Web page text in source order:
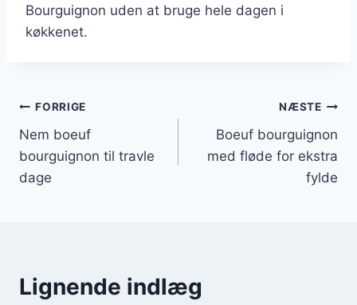
Bourguignon uden at bruge hele dagen i
køkkenet.
Indlægsnavigation
FORRIGE
Nem boeuf
bourguignon til travle
dage
NÆSTE
Boeuf bourguignon
med fløde for ekstra
fylde
Lignende indlæg